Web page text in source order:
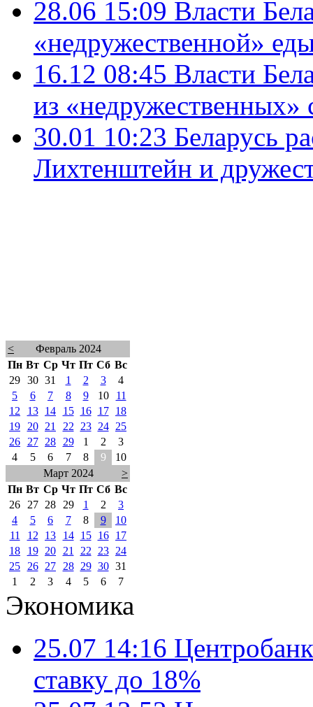
28.06 15:09 Власти
«недружественной»
16.12 08:45 Власти
из «недружественных»
30.01 10:23 Беларусь
Лихтенштейн и
<
Февраль 2024
Пн Вт Ср Чт Пт Сб Вс
29 30 31 1 2 3
4
5
6 7 8 9 10
11
12
13 14 15 16 17
18
19
20 21 22 23 24
25
26
27 28 29 1 2
3
4
5 6 7 8 9
10
Март 2024
>
Пн Вт Ср Чт Пт Сб Вс
26
27 28 29 1 2
3
4
5 6 7 8 9
10
11
12 13 14 15 16
17
18
19 20 21 22 23
24
25
26 27 28 29 30 31
1
2 3 4 5 6 7
Экономика
25.07 14:16
ставку до 18%